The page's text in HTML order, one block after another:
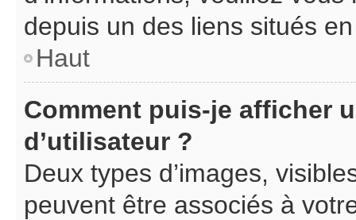
depuis un des liens situés
Haut
Comment puis-je afficher
d’utilisateur ?
Deux types d’images,
peuvent être associés à